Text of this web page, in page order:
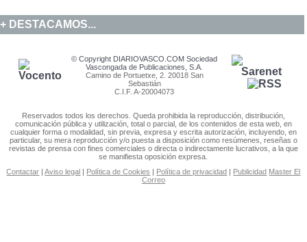
DESTACAMOS...
© Copyright DIARIOVASCO.COM Sociedad
Vascongada de Publicaciones, S.A.
Camino de Portuetxe, 2. 20018 San
Sebastián
C.I.F. A-20004073
Reservados todos los derechos. Queda prohibida la reproducción, distribución,
comunicación pública y utilización, total o parcial, de los contenidos de esta web, en
cualquier forma o modalidad, sin previa, expresa y escrita autorización, incluyendo, en
particular, su mera reproducción y/o puesta a disposición como resúmenes, reseñas o
revistas de prensa con fines comerciales o directa o indirectamente lucrativos, a la que
se manifiesta oposición expresa.
Contactar |Aviso legal | Política de Cookies | Política de privacidad | Publicidad Master El
Correo